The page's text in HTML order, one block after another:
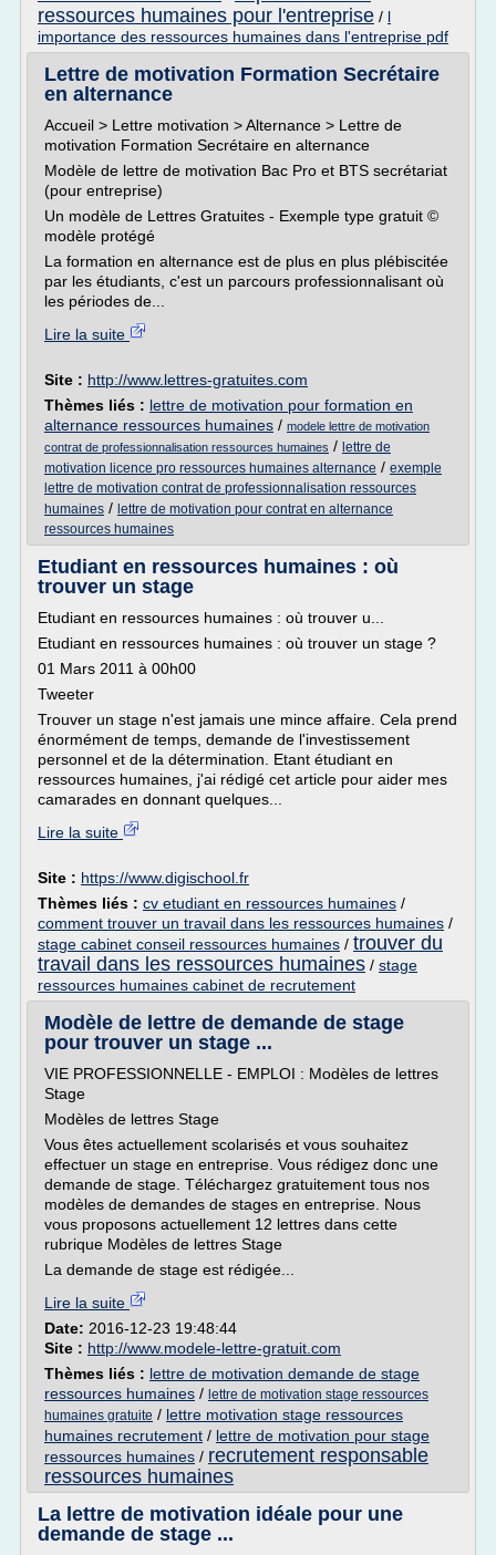
ressources humaines pour l'entreprise / l
importance des ressources humaines dans l'entreprise pdf
Lettre de motivation Formation Secrétaire
en alternance
Accueil > Lettre motivation > Alternance > Lettre de
motivation Formation Secrétaire en alternance
Modèle de lettre de motivation Bac Pro et BTS secrétariat
(pour entreprise)
Un modèle de Lettres Gratuites - Exemple type gratuit ©
modèle protégé
La formation en alternance est de plus en plus plébiscitée
par les étudiants, c'est un parcours professionnalisant où
les périodes de...
Lire la suite
Site : http://www.lettres-gratuites.com
Thèmes liés : lettre de motivation pour formation en
alternance ressources humaines / modele lettre de motivation
contrat de professionnalisation ressources humaines / lettre de
motivation licence pro ressources humaines alternance / exemple
lettre de motivation contrat de professionnalisation ressources
humaines / lettre de motivation pour contrat en alternance
ressources humaines
Etudiant en ressources humaines : où
trouver un stage
Etudiant en ressources humaines : où trouver u...
Etudiant en ressources humaines : où trouver un stage ?
01 Mars 2011 à 00h00
Tweeter
Trouver un stage n'est jamais une mince affaire. Cela prend
énormément de temps, demande de l'investissement
personnel et de la détermination. Etant étudiant en
ressources humaines, j'ai rédigé cet article pour aider mes
camarades en donnant quelques...
Lire la suite
Site : https://www.digischool.fr
Thèmes liés : cv etudiant en ressources humaines /
comment trouver un travail dans les ressources humaines /
stage cabinet conseil ressources humaines / trouver du
travail dans les ressources humaines / stage
ressources humaines cabinet de recrutement
Modèle de lettre de demande de stage
pour trouver un stage ...
VIE PROFESSIONNELLE - EMPLOI : Modèles de lettres
Stage
Modèles de lettres Stage
Vous êtes actuellement scolarisés et vous souhaitez
effectuer un stage en entreprise. Vous rédigez donc une
demande de stage. Téléchargez gratuitement tous nos
modèles de demandes de stages en entreprise. Nous
vous proposons actuellement 12 lettres dans cette
rubrique Modèles de lettres Stage
La demande de stage est rédigée...
Lire la suite
Date: 2016-12-23 19:48:44
Site : http://www.modele-lettre-gratuit.com
Thèmes liés : lettre de motivation demande de stage
ressources humaines / lettre de motivation stage ressources
humaines gratuite / lettre motivation stage ressources
humaines recrutement / lettre de motivation pour stage
ressources humaines / recrutement responsable
ressources humaines
La lettre de motivation idéale pour une
demande de stage ...